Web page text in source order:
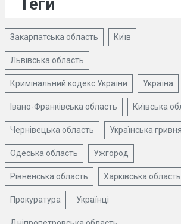
Закарпатська область Київ
Львівська область
Кримінальний кодекс України Україна
Івано-Франківська область Київська
Чернівецька область Українська гривня
Одеська область Ужгород
Рівненська область Харківська область
Прокуратура Українці